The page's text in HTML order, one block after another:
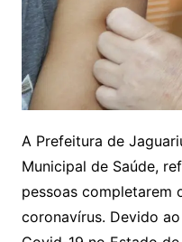
A Prefeitura de
Municipal de Saúde,
pessoas completarem
coronavírus. Devido